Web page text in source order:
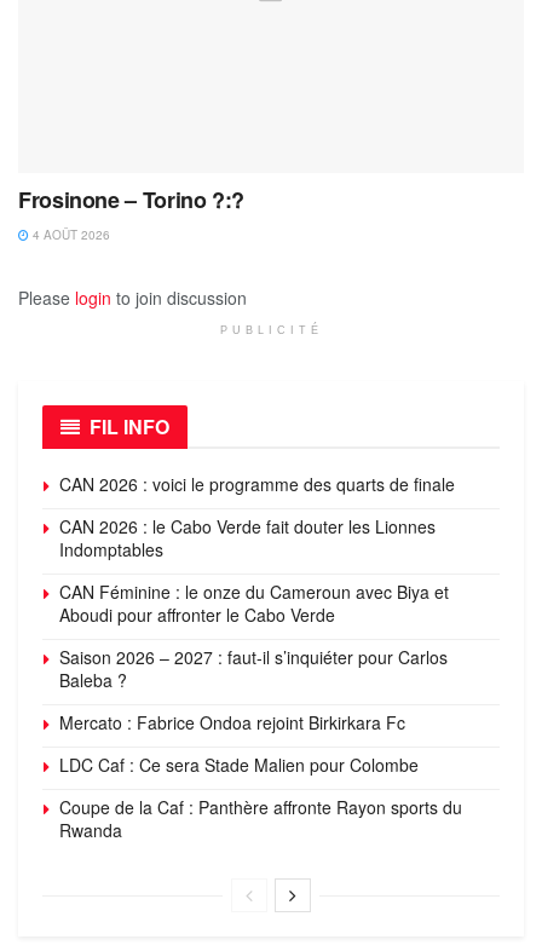
Frosinone – Torino ?:?
4 AOÛT 2026
Please login to join discussion
PUBLICITÉ
FIL INFO
CAN 2026 : voici le programme des quarts de finale
CAN 2026 : le Cabo Verde fait douter les Lionnes
Indomptables
CAN Féminine : le onze du Cameroun avec Biya et
Aboudi pour affronter le Cabo Verde
Saison 2026 – 2027 : faut-il s’inquiéter pour Carlos
Baleba ?
Mercato : Fabrice Ondoa rejoint Birkirkara Fc
LDC Caf : Ce sera Stade Malien pour Colombe
Coupe de la Caf : Panthère affronte Rayon sports du
Rwanda